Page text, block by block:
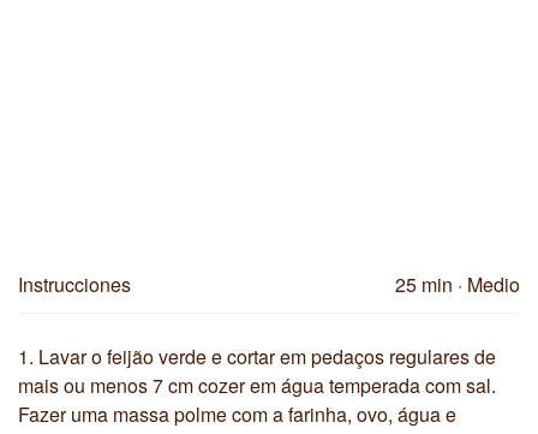
25 min · Medio
Instrucciones
1. Lavar o feijão verde e cortar em pedaços regulares de
mais ou menos 7 cm cozer em água temperada com sal.
Fazer uma massa polme com a farinha, ovo, água e